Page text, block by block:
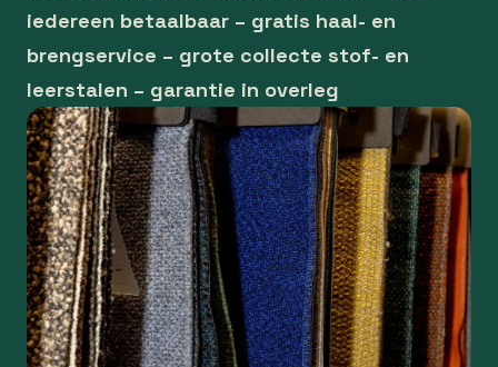
iedereen betaalbaar – gratis haal- en
brengservice – grote collecte stof- en
leerstalen – garantie in overleg